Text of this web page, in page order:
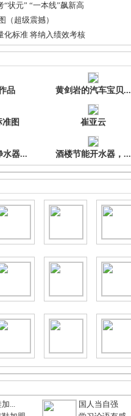
“状元” “一本线”飙新高
（超级震撼）
化标准 将纳入绩效考核
企业家榜单出炉
飞机票紧张
品 黄剑岩的汽车宝贝...
图 崔亚云
水器... 酒楼节能开水器，...
...
国人当自强